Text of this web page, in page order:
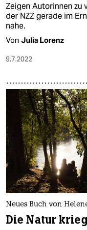
Zeigen Autorinnen zu
der NZZ gerade im
nahe.
Von Julia Lorenz
9.7.2022
Neues Buch von
Die Natur